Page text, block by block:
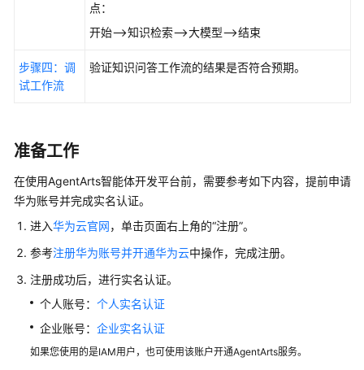
用
户
最
佳
实
API
考
常
问
点：
开始-->知识检索-->大模型-->结束
步骤四：调
试工作流
验证知识问答工作流的结果是否符合预期。
准备工作
在使用AgentArts智能体开发平台前，需要参考如下内容，提前申请
华为账号并完成实名认证。
进入华为云官网，单击页面右上角的“注册”。
参考注册华为账号并开通华为云中操作，完成注册。
注册成功后，进行实名认证。
个人账号： 个人实名认证
企业账号： 企业实名认证
如果您使用的是IAM用户，也可使用该账户开通AgentArts服务。